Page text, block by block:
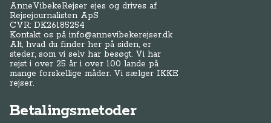
AnneVibekeRejser ejes og drives af
Rejsejournalisten ApS
CVR: DK26185254
Kontakt os påinfo@annevibekerejser.dk
Alt, hvad du finder her på siden, er
steder, som vi selv har besøgt. Vi har
rejst i over 25 år i over 100 lande på
mange forskellige måder. Vi sælger IKKE
rejser.
Betalingsmetoder